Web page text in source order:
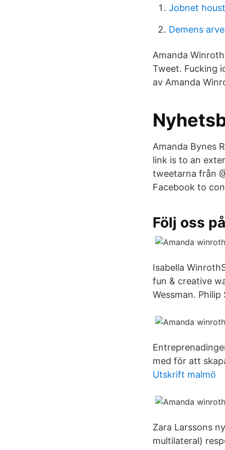
Jobnet
Demens
Amanda Winroth‏ @AmandaWinroth 25 May 2014. More. Copy link to Tweet; Embed
Tweet. Fucking
av Amanda
Amanda Bynes
link is to an
tweetarna från
Facebook to
Följ oss
Isabella
fun & creative
Wessman.
med för att
Utskrift malmö
Zara Larssons
multilateral)